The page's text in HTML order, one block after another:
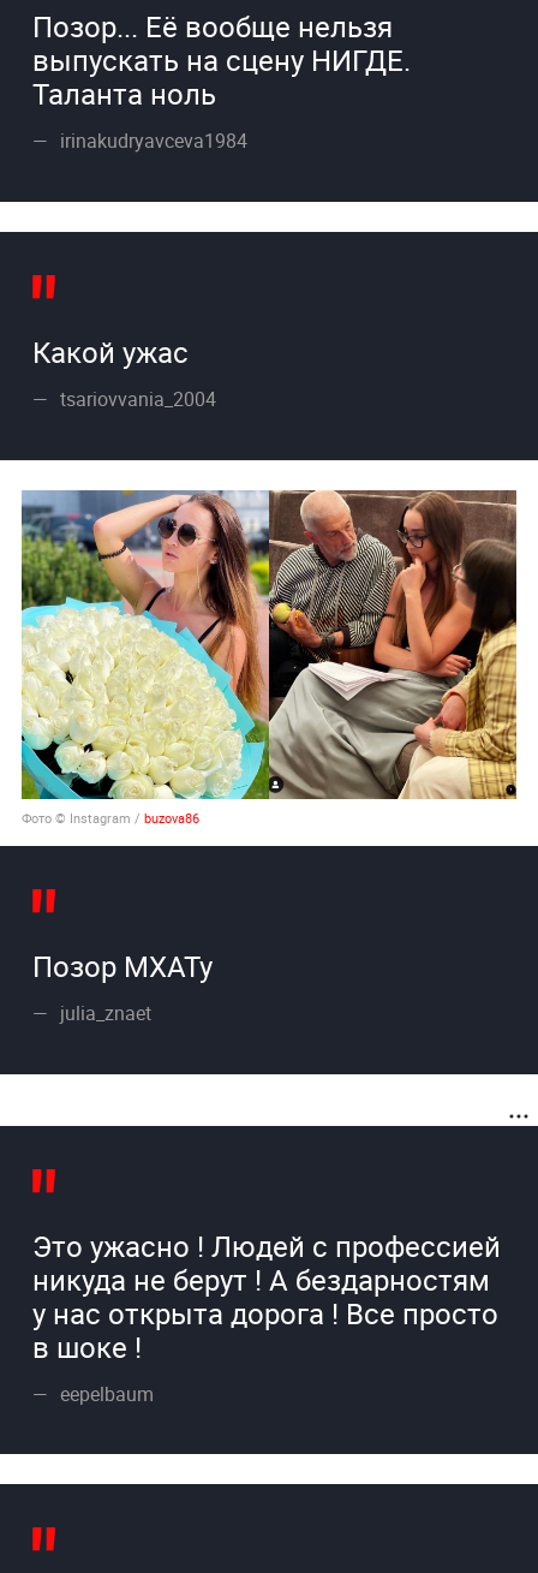
Позор... Её вообще нельзя
выпускать на сцену НИГДЕ.
Таланта ноль
irinakudryavceva1984
Какой ужас
tsariovvania_2004
Фото © Instagram / buzova86
Позор МХАТу
julia_znaet
Это ужасно ! Людей с профессией
никуда не берут ! А бездарностям
у нас открыта дорога ! Все просто
в шоке !
eepelbaum